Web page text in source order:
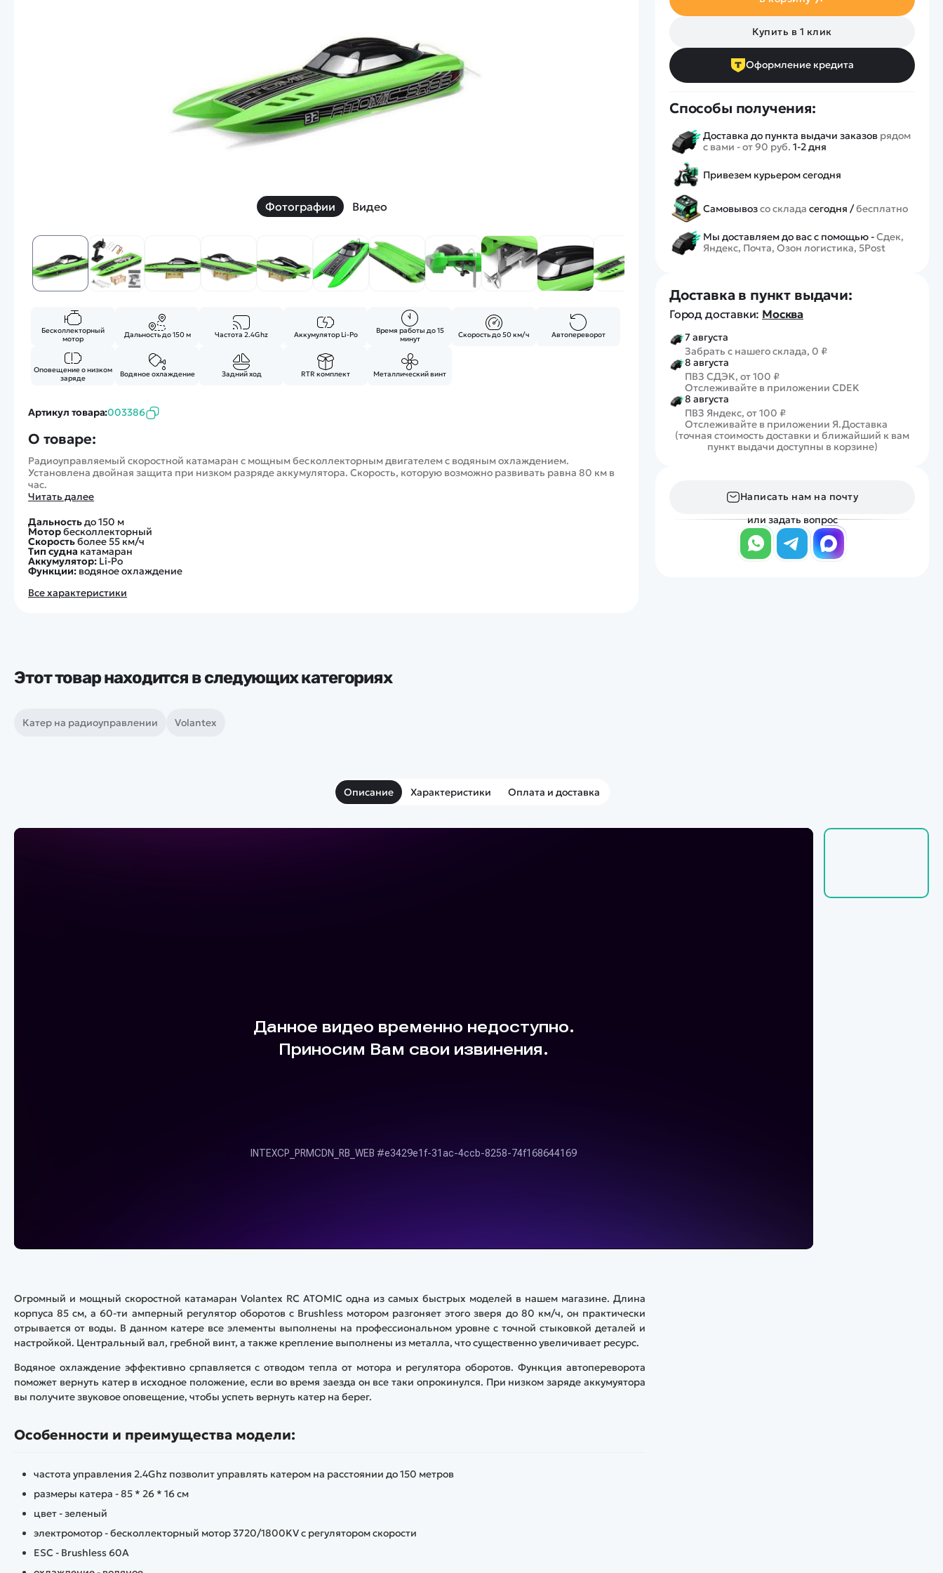
Вертолетик для детей ну пульте
Машины 1 к 10
Скидки
Смотреть -30%
Фотографии Видео
Бесколлекторный
мотор
Дальность до 150 м Частота 2.4Ghz Аккумулятор Li-Po
Время работы до 15
минут
Скорость до 50 км/ч Автопереворот
Оповещение о низком
заряде
Водяное охлаждение Задний ход RTR комплект Металлический винт
Артикул товара:003386
О товаре:
Радиоуправляемый скоростной катамаран с мощным бесколлекторным двигателем с водяным охлаждением.
Установлена двойная защита при низком разряде аккумулятора. Скорость, которую возможно развивать равна 80 км в
час.
Читать далее
Дальностьдо 150 м
Моторбесколлекторный
Скоростьболее 55 км/ч
Тип судна катамаран
Аккумулятор: Li-Po
Функции: водяное охлаждение
Все характеристики
Купить в 1 клик
Оформление кредита
Способы получения:
Доставка до пункта выдачи заказов рядом
с вами - от 90 руб. 1-2 дня
Привезем курьером сегодня
Самовывозсо склада сегодня /бесплатно
Мы доставляем до вас с помощью -Сдек,
Яндекс, Почта, Озон логистика, 5Post
Доставка в пункт выдачи:
Город доставки: Москва
7 августа
Забрать с нашего склада, 0 ₽
8 августа
ПВЗ СДЭК, от 100 ₽
Отслеживайте в приложении CDEK
8 августа
ПВЗ Яндекс, от 100 ₽
Отслеживайте в приложении Я.Доставка
(точная стоимость доставки и ближайший к вам
пункт выдачи доступны в корзине)
Написать нам на почту
или задать вопрос
Этот товар находится в следующих категориях
Катер на радиоуправлении Volantex
Описание Характеристики Оплата и доставка
Огромный и мощный скоростной катамаран Volantex RC ATOMIC одна из самых быстрых моделей в нашем магазине. Длина
корпуса 85 см, а 60-ти амперный регулятор оборотов с Brushless мотором разгоняет этого зверя до 80 км/ч, он практически
отрывается от воды. В данном катере все элементы выполнены на профессиональном уровне с точной стыковкой деталей и
настройкой. Центральный вал, гребной винт, а также крепление выполнены из металла, что существенно увеличивает ресурс.
Водяное охлаждение эффективно српавляется с отводом тепла от мотора и регулятора оборотов. Функция автопереворота
поможет вернуть катер в исходное положение, если во время заезда он все таки опрокинулся. При низком заряде аккумуятора
вы получите звуковое оповещение, чтобы успеть вернуть катер на берег.
Особенности и преимущества модели:
частота управления 2.4Ghz позволит управлять катером на расстоянии до 150 метров
размеры катера - 85 * 26 * 16 см
цвет - зеленый
электромотор - бесколлекторный мотор 3720/1800KV с регулятором скорости
ESC - Brushless 60A
Заказать звонок
Наши соцсети:
Спецтехника
Железные дороги
Конструкторы
Запчасти для моделей